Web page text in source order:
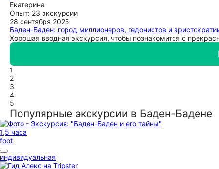
Екатерина
Опыт: 23 экскурсии
28 сентября 2025
Баден-Баден: город миллионеров, гедонистов и
Хорошая вводная экскурсия, чтобы познакомится с
1
2
3
4
5
Популярные экскурсии в Баден-Бадене
1,5 часа
foot
индивидуальная